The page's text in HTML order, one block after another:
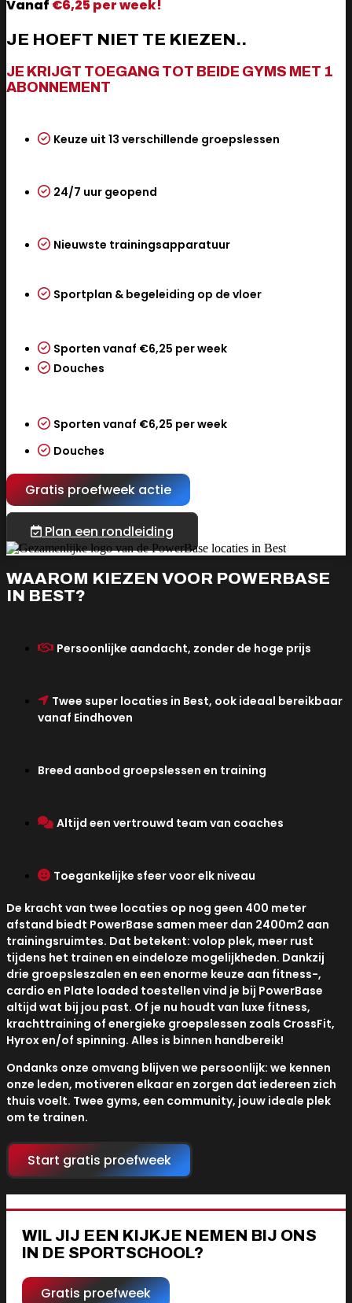
Vanaf €6,25 per week!
JE HOEFT NIET TE KIEZEN..
JE KRIJGT TOEGANG TOT BEIDE GYMS MET 1
ABONNEMENT
Keuze uit 13 verschillende groepslessen
24/7 uur geopend
Nieuwste trainingsapparatuur
Sportplan & begeleiding op de vloer
Sporten vanaf €6,25 per week
Douches
Sporten vanaf €6,25 per week
Douches
Gratis proefweek actie
Plan een rondleiding
WAAROM KIEZEN VOOR POWERBASE
IN BEST?
Persoonlijke aandacht, zonder de hoge prijs
Twee super locaties in Best, ook ideaal bereikbaar
vanaf Eindhoven
Breed aanbod groepslessen en training
Altijd een vertrouwd team van coaches
Toegankelijke sfeer voor elk niveau
De kracht van twee locaties op nog geen 400 meter
afstand biedt PowerBase samen meer dan 2400m2 aan
trainingsruimtes. Dat betekent: volop plek, meer rust
tijdens het trainen en eindeloze mogelijkheden. Dankzij
drie groepsleszalen en een enorme keuze aan fitness-,
cardio en Plate loaded toestellen vind je bij PowerBase
altijd wat bij jou past. Of je nu houdt van luxe fitness,
krachttraining of energieke groepslessen zoals CrossFit,
Hyrox en/of spinning. Alles is binnen handbereik!
Ondanks onze omvang blijven we persoonlijk: we kennen
onze leden, motiveren elkaar en zorgen dat iedereen zich
thuis voelt. Twee gyms, een community, jouw ideale plek
om te trainen.
Start gratis proefweek
WIL JIJ EEN KIJKJE NEMEN BIJ ONS
IN DE SPORTSCHOOL?
Gratis proefweek